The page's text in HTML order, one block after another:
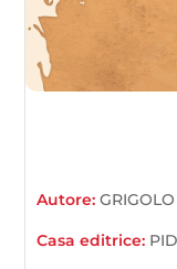
Autore:
Casa editrice: